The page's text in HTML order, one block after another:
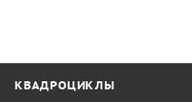
КВАДРОЦИКЛЫ